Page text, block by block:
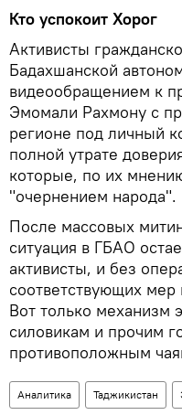
Кто успокоит Хорог
Активисты
Бадахшанской
видеообращением к
Эмомали Рахмону с
регионе под личный
полной утрате
которые, по их
"очернением народа".
После массовых
ситуация в ГБАО
активисты, и без
соответствующих мер
Вот только механизм
силовикам и прочим
противоположным
Аналитика Таджикистан